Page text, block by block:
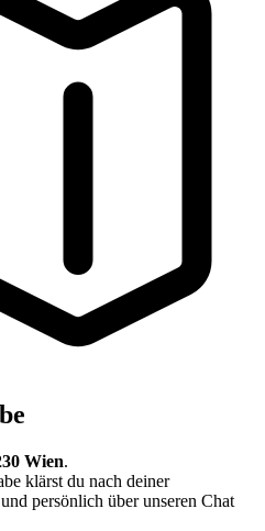
Wien.
klärst du nach deiner
persönlich über unseren Chat